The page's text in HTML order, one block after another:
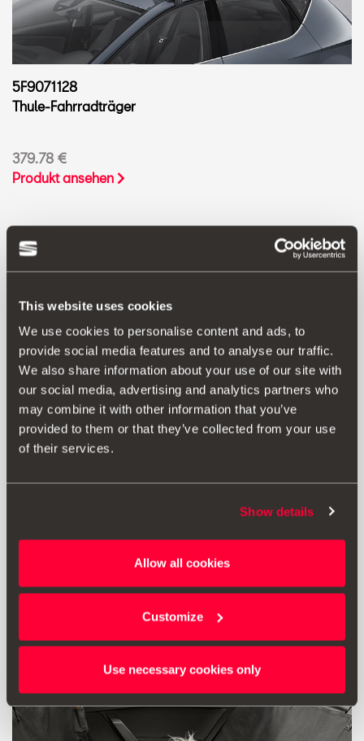
This website uses cookies
We use cookies to personalise content and ads, to
provide social media features and to analyse our traffic.
We also share information about your use of our site with
our social media, advertising and analytics partners who
may combine it with other information that you’ve
provided to them or that they’ve collected from your use
of their services.
Show details
Allow all cookies
Customize
Use necessary cookies only
5F9071128
Thule-Fahrradträger
379.78 €
Produkt ansehen
Leichtmetallfelge 18", Cup-Racer-Stil, silber
458.96 €